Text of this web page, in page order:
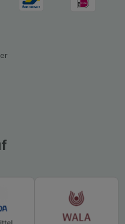
optimieren können,
relevant für Sie
Sie, dass Daten
z.B. Google oder